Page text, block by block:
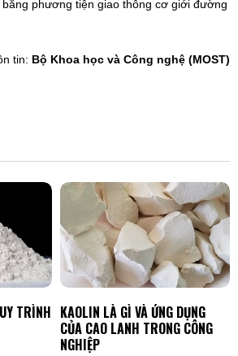
phương tiện giao thông cơ giới đường
tin: Bộ Khoa học và Công nghệ (MOST)
TRÌNH KAOLIN LÀ GÌ VÀ ỨNG DỤNG
CỦA CAO LANH TRONG CÔNG
NGHIỆP